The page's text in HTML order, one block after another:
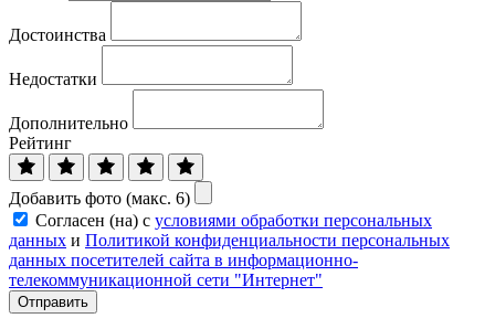
Достоинства
Недостатки
Дополнительно
Рейтинг
Добавить фото (макс. 6)
Согласен (на) с условиями обработки персональных
данных и Политикой конфиденциальности персональных
данных посетителей сайта в информационно-
телекоммуникационной сети "Интернет"
Отправить